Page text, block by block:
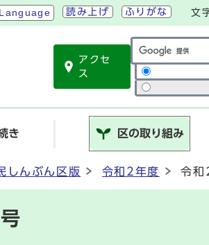
Language 読み上げ ふりがな 文
アクセ
ス
サイト内検索
き 区の取り組み
しんぶん区版 令和2年度 令和